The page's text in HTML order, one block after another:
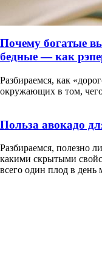
Почему богатые
бедные — как
Разбираемся, как
окружающих в том,
Польза авокадо
Разбираемся, полезно
какими скрытыми
всего один плод в день